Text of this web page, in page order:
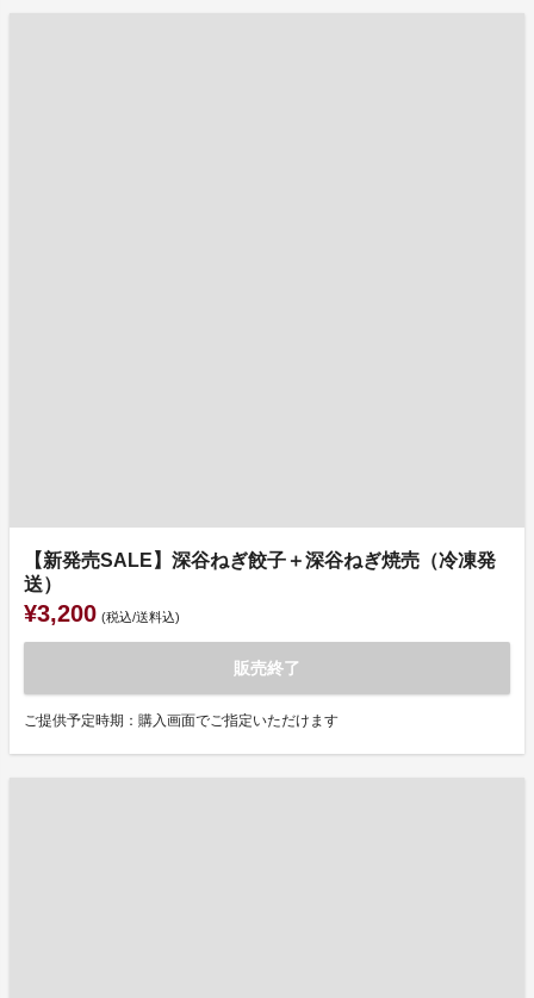
【新発売SALE】深谷ねぎ餃子＋深谷ねぎ焼売（冷凍発
送）
¥3,200 (税込/送料込)
販売終了
ご提供予定時期：購入画面でご指定いただけます